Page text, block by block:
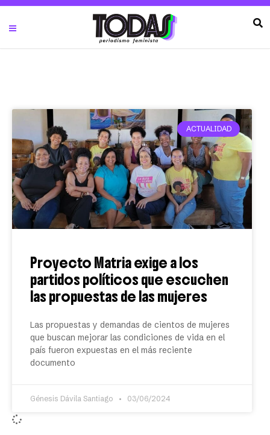
ACTUALIDAD
Proyecto Matria exige a los
partidos políticos que escuchen
las propuestas de las mujeres
Las propuestas y demandas de cientos de mujeres
que buscan mejorar las condiciones de vida en el
país fueron expuestas en el más reciente
documento
Génesis Dávila Santiago 03/06/2024